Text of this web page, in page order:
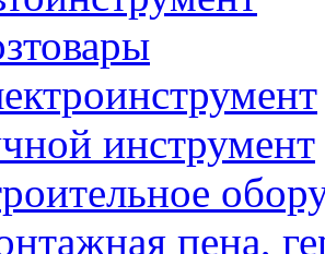
инструмент
пена,